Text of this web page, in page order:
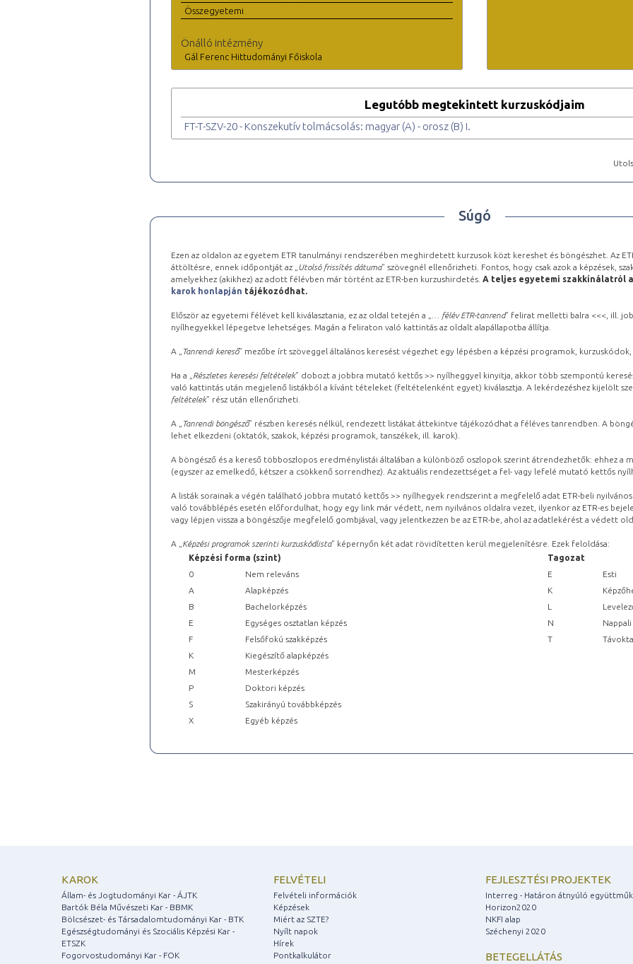
Összegyetemi
Önálló intézmény
Gál Ferenc Hittudományi Főiskola
Legutóbb megtekintett kurzuskódjaim
FT-T-SZV-20 - Konszekutív tolmácsolás: magyar (A) - orosz (B) I.
Súgó
Ezen az oldalon az egyetem ETR tanulmányi rendszerében meghirdetett kurzusok közt kereshet és böngészhet. Az
áttöltésre, ennek időpontját az „ Utolsó frissítés dátuma” szövegnél ellenőrizheti. Fontos, hogy csak azok a képzések,
amelyekhez (akikhez) az adott félévben már történt az ETR-ben kurzushirdetés. A teljes egyetemi szakkínálatról a
karok honlapján tájékozódhat.
Először az egyetemi félévet kell kiválasztania, ez az oldal tetején a „ … félév ETR-tanrend” felirat melletti balra <<<, ill.
nyílhegyekkel lépegetve lehetséges. Magán a feliraton való kattintás az oldalt alapállapotba állítja.
A „ Tanrendi kereső” mezőbe írt szöveggel általános keresést végezhet egy lépésben a képzési programok,
Ha a „ Részletes keresési feltételek” dobozt a jobbra mutató kettős >> nyílheggyel kinyitja, akkor több szempontú
való kattintás után megjelenő listákból a kívánt tételeket (feltételenként egyet) kiválasztja. A lekérdezéshez kijelölt
feltételek” rész után ellenőrizheti.
A „ Tanrendi böngésző” részben keresés nélkül, rendezett listákat áttekintve tájékozódhat a féléves tanrendben. A
lehet elkezdeni (oktatók, szakok, képzési programok, tanszékek, ill. karok).
A böngésző és a kereső többoszlopos eredménylistái általában a különböző oszlopok szerint átrendezhetők: ehhez a
(egyszer az emelkedő, kétszer a csökkenő sorrendhez). Az aktuális rendezettséget a fel- vagy lefelé mutató kettős
A listák sorainak a végén található jobbra mutató kettős >> nyílhegyek rendszerint a megfelelő adat ETR-beli
való továbblépés esetén előfordulhat, hogy egy link már védett, nem nyilvános oldalra vezet, ilyenkor az ETR-es
vagy lépjen vissza a böngészője megfelelő gombjával, vagy jelentkezzen be az ETR-be, ahol az adatlekérést a védett
A „ Képzési programok szerinti kurzuskódlista” képernyőn két adat rövidítetten kerül megjelenítésre. Ezek feloldása:
Képzési forma (szint)
Tagozat
0
Nem releváns E
Esti
A
Alapképzés K
B
Bachelorképzés L
E
Egységes osztatlan képzés N
Nappali
F
Felsőfokú szakképzés T
K
Kiegészítő alapképzés
M
Mesterképzés
P
Doktori képzés
S
Szakirányú továbbképzés
X
Egyéb képzés
KAROK
Állam- és Jogtudományi Kar - ÁJTK
Bartók Béla Művészeti Kar - BBMK
Bölcsészet- és Társadalomtudományi Kar - BTK
Egészségtudományi és Szociális Képzési Kar -
ETSZK
Fogorvostudományi Kar - FOK
FELVÉTELI
Felvételi információk
Képzések
Miért az SZTE?
Nyílt napok
Hírek
Pontkalkulátor
FEJLESZTÉSI PROJEKTEK
Interreg - Határon átnyúló
Horizon2020
NKFI alap
Széchenyi 2020
BETEGELLÁTÁS